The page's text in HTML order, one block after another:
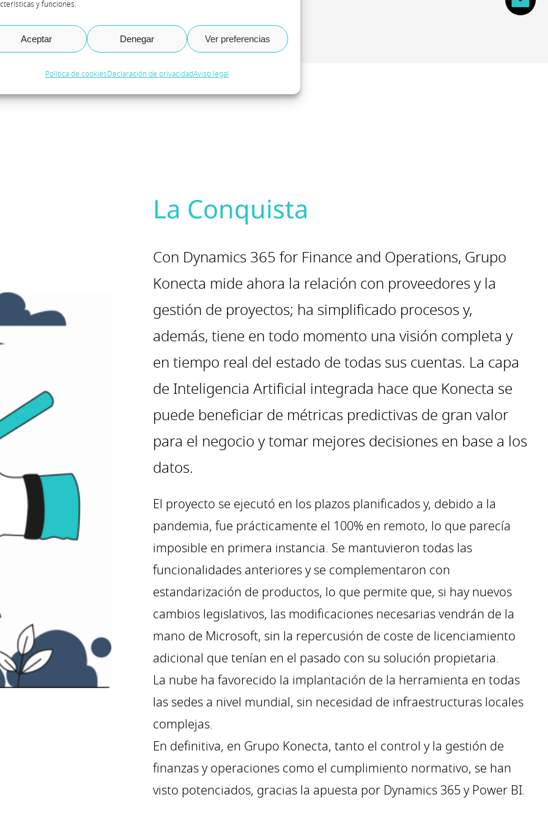
y funciones.
Aceptar Denegar Ver preferencias
Política de cookiesDeclaración de privacidadAviso legal
La Conquista
Con Dynamics 365 for Finance and Operations, Grupo
Konecta mide ahora la relación con proveedores y la
gestión de proyectos; ha simplificado procesos y,
además, tiene en todo momento una visión completa y
en tiempo real del estado de todas sus cuentas. La capa
de Inteligencia Artificial integrada hace que Konecta se
puede beneficiar de métricas predictivas de gran valor
para el negocio y tomar mejores decisiones en base a los
datos.
El proyecto se ejecutó en los plazos planificados y, debido a la
pandemia, fue prácticamente el 100% en remoto, lo que parecía
imposible en primera instancia. Se mantuvieron todas las
funcionalidades anteriores y se complementaron con
estandarización de productos, lo que permite que, si hay nuevos
cambios legislativos, las modificaciones necesarias vendrán de la
mano de Microsoft, sin la repercusión de coste de licenciamiento
adicional que tenían en el pasado con su solución propietaria.
La nube ha favorecido la implantación de la herramienta en todas
las sedes a nivel mundial, sin necesidad de infraestructuras locales
complejas.
En definitiva, en Grupo Konecta, tanto el control y la gestión de
finanzas y operaciones como el cumplimiento normativo, se han
visto potenciados, gracias la apuesta por Dynamics 365 y Power BI.